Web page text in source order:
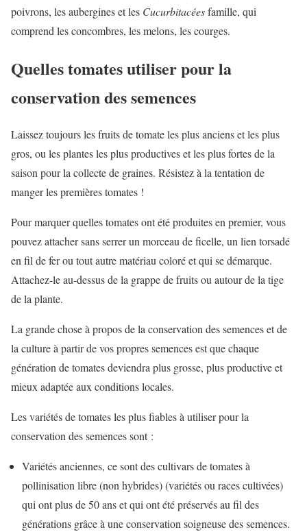
poivrons, les aubergines et les Cucurbitacéesfamille, qui
comprend les concombres, les melons, les courges.
Quelles tomates utiliser pour la
conservation des semences
Laissez toujours les fruits de tomate les plus anciens et les plus
gros, ou les plantes les plus productives et les plus fortes de la
saison pour la collecte de graines. Résistez à la tentation de
manger les premières tomates !
Pour marquer quelles tomates ont été produites en premier, vous
pouvez attacher sans serrer un morceau de ficelle, un lien torsadé
en fil de fer ou tout autre matériau coloré et qui se démarque.
Attachez-le au-dessus de la grappe de fruits ou autour de la tige
de la plante.
La grande chose à propos de la conservation des semences et de
la culture à partir de vos propres semences est que chaque
génération de tomates deviendra plus grosse, plus productive et
mieux adaptée aux conditions locales.
Les variétés de tomates les plus fiables à utiliser pour la
conservation des semences sont :
Variétés anciennes, ce sont des cultivars de tomates à
pollinisation libre (non hybrides) (variétés ou races cultivées)
qui ont plus de 50 ans et qui ont été préservés au fil des
générations grâce à une conservation soigneuse des semences.